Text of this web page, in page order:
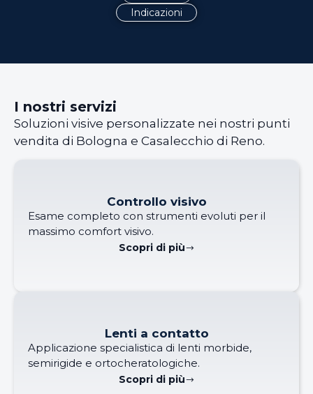
Indicazioni
I nostri servizi
Soluzioni visive personalizzate nei nostri punti
vendita di Bologna e Casalecchio di Reno.
Controllo visivo
Esame completo con strumenti evoluti per il
massimo comfort visivo.
Scopri di più
Lenti a contatto
Applicazione specialistica di lenti morbide,
semirigide e ortocheratologiche.
Scopri di più